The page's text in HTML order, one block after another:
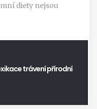
diety nejsou
trávenípřírodní